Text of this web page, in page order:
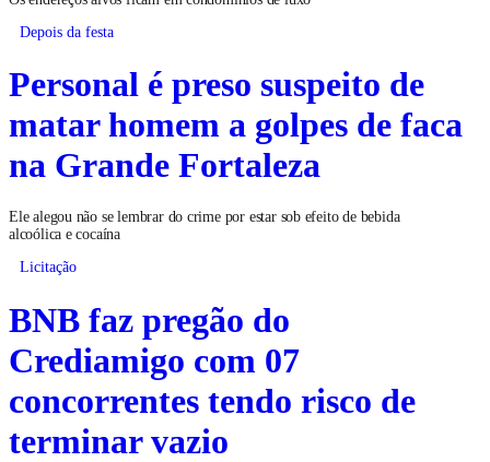
Depois da festa
Personal é preso suspeito de
matar homem a golpes de faca
na Grande Fortaleza
Ele alegou não se lembrar do crime por estar sob efeito de bebida
alcoólica e cocaína
Licitação
BNB faz pregão do
Crediamigo com 07
concorrentes tendo risco de
terminar vazio